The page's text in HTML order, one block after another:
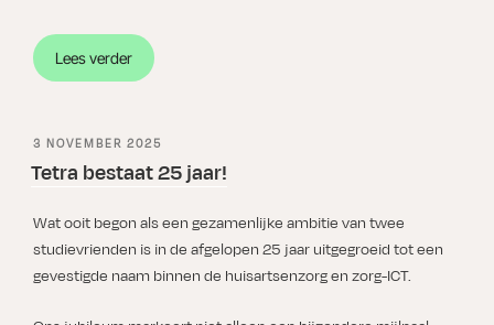
Lees verder“Tip:
Thuismetingen
Patiënt”
GEPLAATST
3 NOVEMBER 2025
Tetra bestaat 25 jaar!
Wat ooit begon als een gezamenlijke ambitie van twee
studievrienden is in de afgelopen 25 jaar uitgegroeid tot een
gevestigde naam binnen de huisartsenzorg en zorg-ICT.